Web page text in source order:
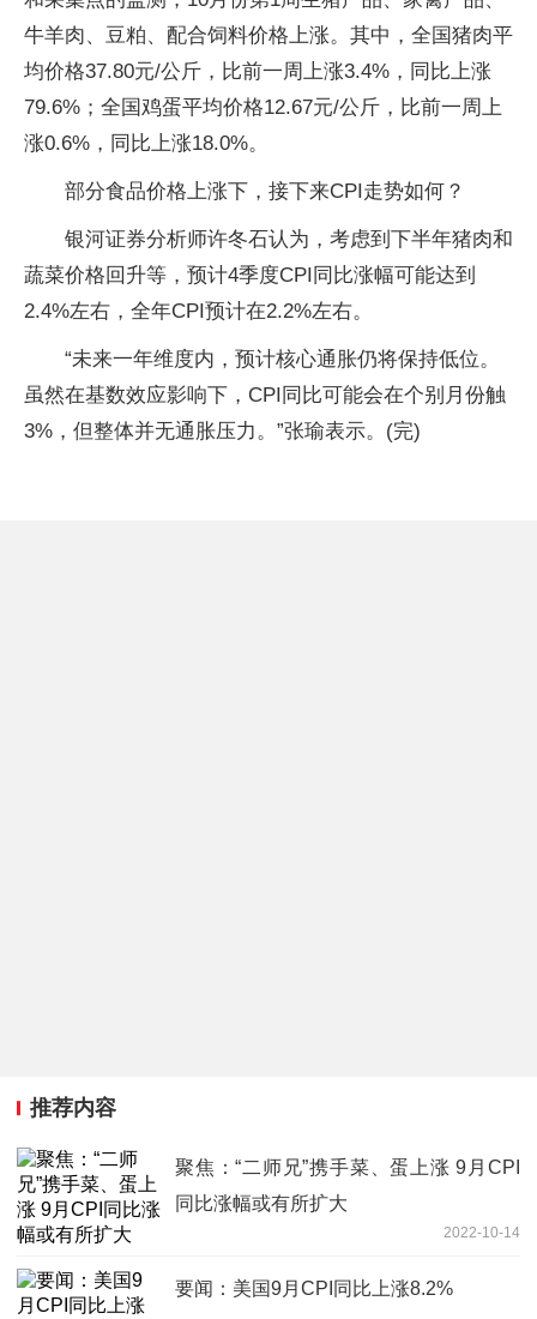
牛羊肉、豆粕、配合饲料价格上涨。其中，全国猪肉平
均价格37.80元/公斤，比前一周上涨3.4%，同比上涨
79.6%；全国鸡蛋平均价格12.67元/公斤，比前一周上
涨0.6%，同比上涨18.0%。
部分食品价格上涨下，接下来CPI走势如何？
银河证券分析师许冬石认为，考虑到下半年猪肉和
蔬菜价格回升等，预计4季度CPI同比涨幅可能达到
2.4%左右，全年CPI预计在2.2%左右。
“未来一年维度内，预计核心通胀仍将保持低位。
虽然在基数效应影响下，CPI同比可能会在个别月份触
3%，但整体并无通胀压力。”张瑜表示。(完)
推荐内容
聚焦：“二师兄”携手菜、蛋上涨 9月CPI
同比涨幅或有所扩大
2022-10-14
要闻：美国9月CPI同比上涨8.2%